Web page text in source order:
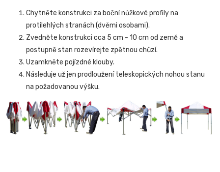
Chytněte konstrukci za boční nůžkové profily na
protilehlých stranách (dvěmi osobami).
Zvedněte konstrukci cca 5 cm - 10 cm od země a
postupně stan rozevírejte zpětnou chůzí.
Uzamkněte pojízdné klouby.
Následuje už jen prodloužení teleskopických nohou stanu
na požadovanou výšku.